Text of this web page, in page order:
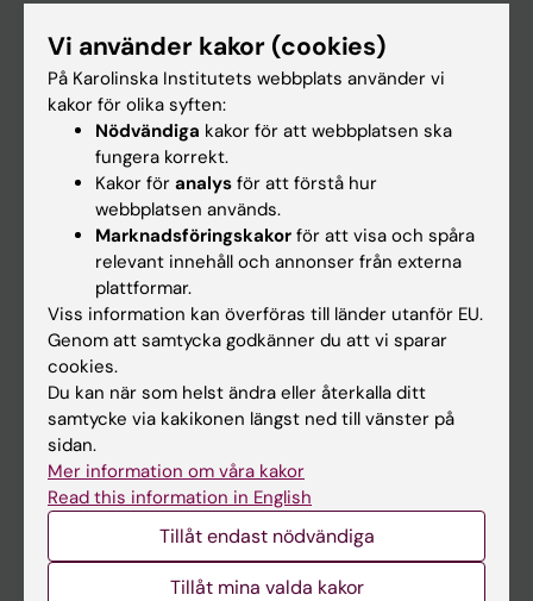
Forskarutbildning
Forskning
Kalender
Student
Ladok
Canvas
Schema
Studentmejlen
Kurs- och programwebbar
Vi använder kakor (cookies)
På Karolinska Institutets webbplats använder vi
kakor för olika syften:
Nödvändiga kakor för att webbplatsen ska
fungera korrekt.
Kakor för analys för att förstå hur
webbplatsen används.
Marknadsföringskakor för att visa och spåra
relevant innehåll och annonser från externa
plattformar.
Viss information kan överföras till länder utanför EU.
Genom att samtycka godkänner du att vi sparar
cookies.
Du kan när som helst ändra eller återkalla ditt
samtycke via kakikonen längst ned till vänster på
sidan.
Mer information om våra kakor
Read this information in English
Tillåt endast nödvändiga
Tillåt mina valda kakor